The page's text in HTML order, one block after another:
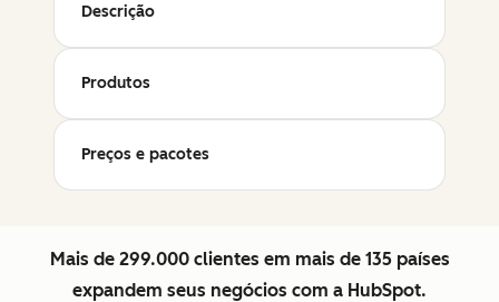
Descrição
Produtos
Preços e pacotes
Mais de 299.000 clientes em mais de 135 países
expandem seus negócios com a HubSpot.